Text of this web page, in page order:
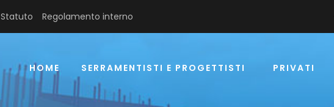
Statuto Regolamento interno
HOME SERRAMENTISTI E PROGETTISTI PRIVATI